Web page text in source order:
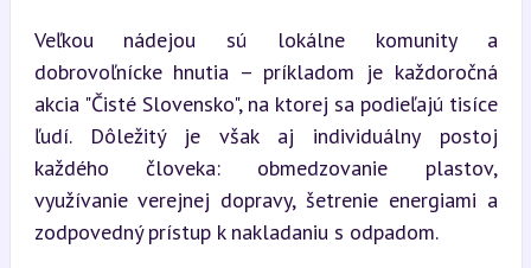
Veľkou nádejou sú lokálne komunity a
dobrovoľnícke hnutia – príkladom je každoročná
akcia "Čisté Slovensko", na ktorej sa podieľajú tisíce
ľudí. Dôležitý je však aj individuálny postoj
každého človeka: obmedzovanie plastov,
využívanie verejnej dopravy, šetrenie energiami a
zodpovedný prístup k nakladaniu s odpadom.